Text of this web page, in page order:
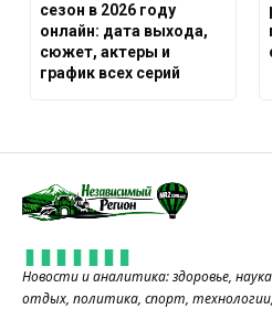
сезон в 2026 году
онлайн: дата выхода,
сюжет, актеры и
график всех серий
Новости и аналитика: здоровье,
отдых, политика, спорт,